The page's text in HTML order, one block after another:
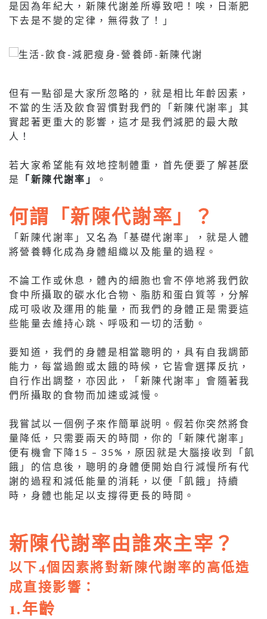
是因為年紀大，新陳代謝差所導致吧！唉，日漸肥
下去是不變的定律，無得救了！」
但有一點卻是大家所忽略的，就是相比年齡因素，
不當的生活及飲食習慣對我們的「新陳代謝率」其
實起著更重大的影響，這才是我們減肥的最大敵
人！
若大家希望能有效地控制體重，首先便要了解甚麼
是
「新陳代謝率」 。
何謂「新陳代謝率」？
「新陳代謝率」又名為「基礎代謝率」，就是人體
將營養轉化成為身體組織以及能量的過程。
不論工作或休息，體內的細胞也會不停地將我們飲
食中所攝取的碳水化合物、脂肪和蛋白質等，分解
成可吸收及運用的能量，而我們的身體正是需要這
些能量去維持心跳、呼吸和一切的活動。
要知道，我們的身體是相當聰明的，具有自我調節
能力，每當過飽或太餓的時候，它皆會選擇反抗，
自行作出調整，亦因此，「新陳代謝率」會隨著我
們所攝取的食物而加速或減慢。
我嘗試以一個例子來作簡單説明。假若你突然將食
量降低，只需要兩天的時間，你的「新陳代謝率」
便有機會下降15 – 35%，原因就是大腦接收到「飢
餓」的信息後，聰明的身體便開始自行減慢所有代
謝的過程和減低能量的消耗，以便「飢餓」持續
時，身體也能足以支撐得更長的時間。
新陳代謝率由誰來主宰？
以下4個因素將對新陳代謝率的高低造
成直接影響：
1.年齡